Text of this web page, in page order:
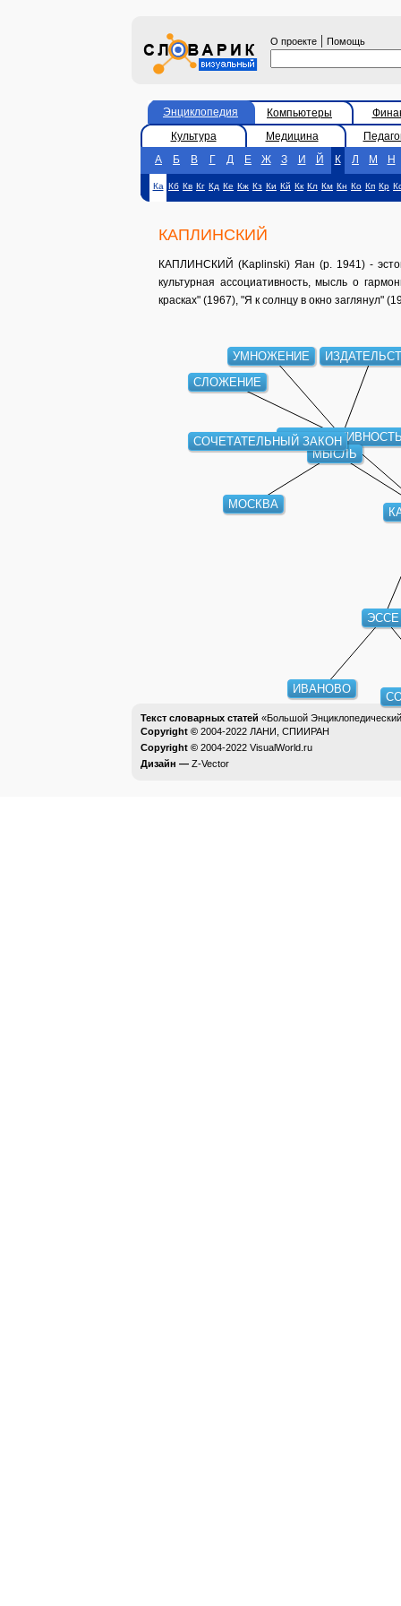
О проекте | Помощь
Энциклопедия Компьютеры
Культура
Медицина
А
Б В Г Д Е Ж З И Й К Л М Н
Ка Кб Кв Кг Кд Ке Кж Кз Ки Кй Кк Кл Км Кн Ко Кп Кр
КАПЛИНСКИЙ
КАПЛИНСКИЙ (Kaplinski) Яан (р. 1941) -
культурная ассоциативность, мысль о
красках" (1967), "Я к солнцу в окно заглянул"
МЫСЛЬ
ЭССЕ
СОЧЕТАТЕЛЬНЫЙ ЗАКОН
УМНОЖЕНИЕ
СЛОЖЕНИЕ
МОСКВА
ИВАНОВО
Текст словарных статей «Большой
Copyright © 2004-2022 ЛАНИ, СПИИРАН
Copyright © 2004-2022 VisualWorld.ru
Дизайн — Z-Vector